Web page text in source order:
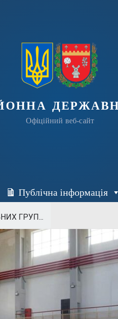
Офіційний веб-сайт
Публічна інформація
ГРУП...